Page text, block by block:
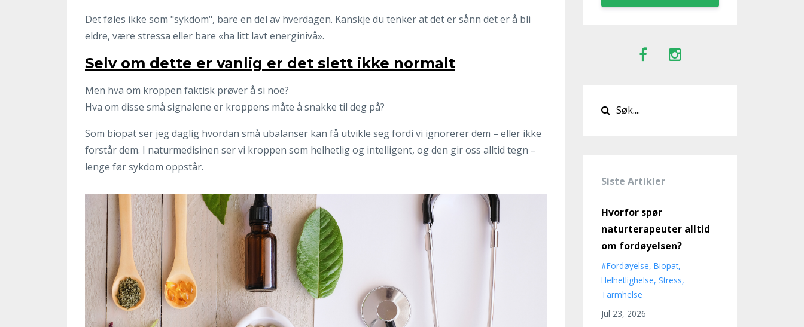
Det føles ikke som "sykdom", bare en del av hverdagen. Kanskje du tenker at det er sånn det er å bli
eldre, være stressa eller bare «ha litt lavt energinivå».
Selv om dette er vanlig er det slett ikke normalt
Men hva om kroppen faktisk prøver å si noe?
Hva om disse små signalene er kroppens måte å snakke til deg på?
Som biopat ser jeg daglig hvordan små ubalanser kan få utvikle seg fordi vi ignorerer dem – eller ikke
forstår dem. I naturmedisinen ser vi kroppen som helhetlig og intelligent, og den gir oss alltid tegn –
lenge før sykdom oppstår.
Siste Artikler
Hvorfor spør
naturterapeuter alltid
om fordøyelsen?
#fordøyelse Biopat
Helhetlighelse Stress
Tarmhelse
Jul 23, 2026